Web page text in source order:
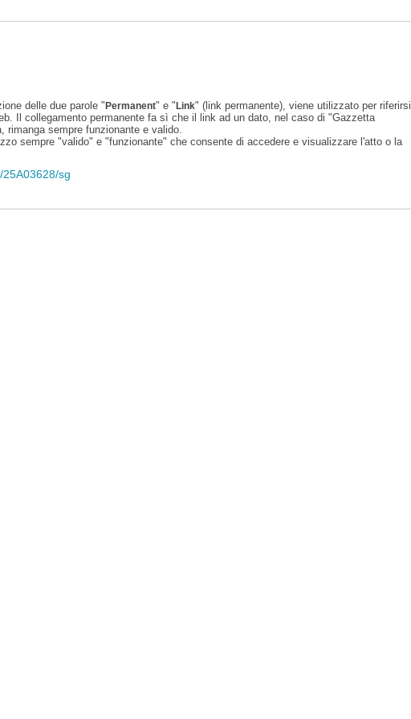
delle due parole "Permanent" e "Link" (link permanente), viene utilizzato per riferirsi
Il collegamento permanente fa sì che il link ad un dato, nel caso di "Gazzetta
rimanga sempre funzionante e valido.
sempre "valido" e "funzionante" che consente di accedere e visualizzare l'atto o la
sg